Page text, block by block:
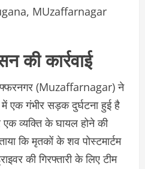
MUzaffarnagar
की कार्रवाई
(Muzaffarnagar) ने
में एक गंभीर सड़क दुर्घटना हुई है
व्यक्ति के घायल होने की
कि मृतकों के शव पोस्टमार्टम
की गिरफ्तारी के लिए टीम